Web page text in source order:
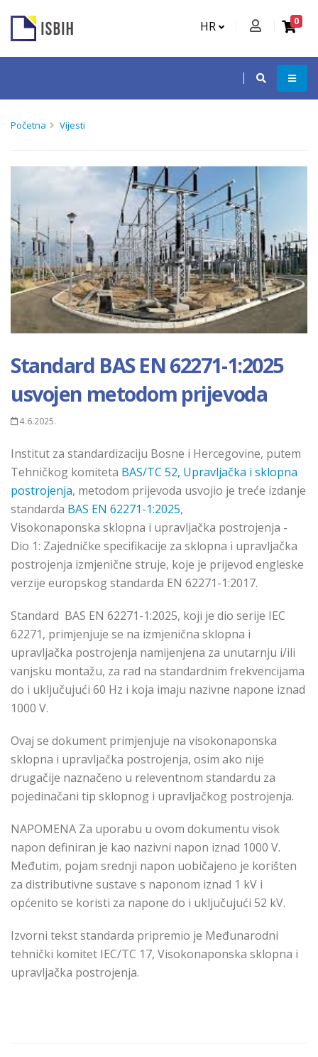
HR 0
Početna Vijesti
Standard BAS EN 62271-1:2025
usvojen metodom prijevoda
4.6.2025.
Institut za standardizaciju Bosne i Hercegovine, putem
Tehničkog komiteta BAS/TC 52, Upravljačka i sklopna
postrojenja, metodom prijevoda usvojio je treće izdanje
standarda BAS EN 62271-1:2025,
Visokonaponska sklopna i upravljačka postrojenja -
Dio 1: Zajedničke specifikacije za sklopna i upravljačka
postrojenja izmjenične struje, koje je prijevod engleske
verzije europskog standarda EN 62271-1:2017.
Standard BAS EN 62271-1:2025, koji je dio serije IEC
62271, primjenjuje se na izmjenična sklopna i
upravljačka postrojenja namijenjena za unutarnju i/ili
vanjsku montažu, za rad na standardnim frekvencijama
do i uključujući 60 Hz i koja imaju nazivne napone iznad
1000 V.
Ovaj se dokument primjenjuje na visokonaponska
sklopna i upravljačka postrojenja, osim ako nije
drugačije naznačeno u releventnom standardu za
pojedinačani tip sklopnog i upravljačkog postrojenja.
NAPOMENA Za uporabu u ovom dokumentu visok
napon definiran je kao nazivni napon iznad 1000 V.
Međutim, pojam srednji napon uobičajeno je korišten
za distributivne sustave s naponom iznad 1 kV i
općenito se koristi za napone do i uključujući 52 kV.
Izvorni tekst standarda priprеmiо је Međunarodni
tehnički komitet IEC/TC 17, Visokonaponska sklopna i
upravljačka postrojenja.